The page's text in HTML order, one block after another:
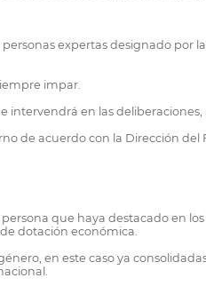
expertas designado por
impar.
intervendrá en las deliberaciones,
de acuerdo con la Dirección del
que haya destacado en
dotación económica.
en este caso ya